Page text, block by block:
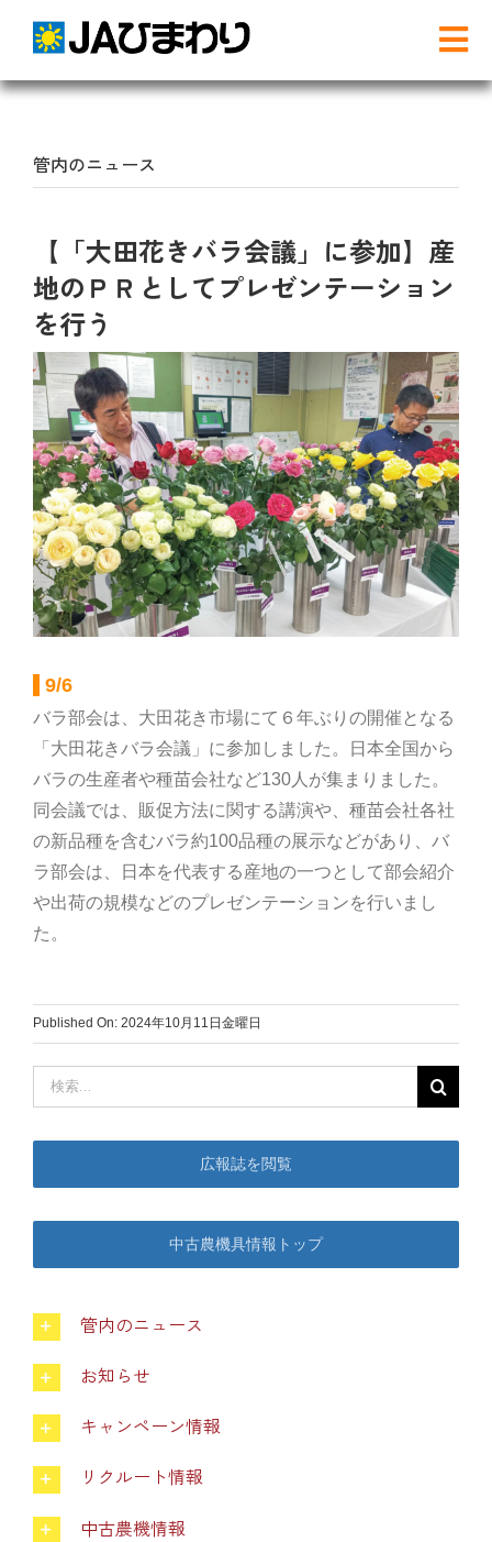
content
検
…
グリーンセンター
農産物直売事業とは
農畜産物・部会
部会のご案内
こだわり農畜産物
総合集出荷センター
営農資材センター
営農センター
中古農機具情報
くらし
管内のニュース
【「大田花きバラ会議」に参加】産
地のＰＲとしてプレゼンテーション
を行う
9/6
バラ部会は、大田花き市場にて６年ぶりの開催となる
「大田花きバラ会議」に参加しました。日本全国から
バラの生産者や種苗会社など130人が集まりました。
同会議では、販促方法に関する講演や、種苗会社各社
の新品種を含むバラ約100品種の展示などがあり、バ
ラ部会は、日本を代表する産地の一つとして部会紹介
や出荷の規模などのプレゼンテーションを行いまし
た。
Published On: 2024年10月11日金曜日
索
…
広報誌を閲覧
中古農機具情報トップ
管内のニュース
お知らせ
キャンペーン情報
リクルート情報
中古農機情報